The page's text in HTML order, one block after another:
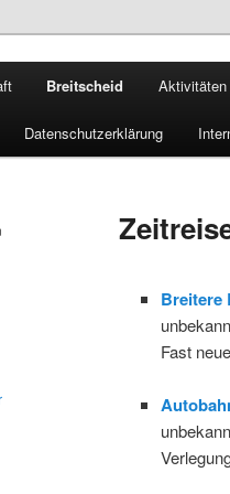
Breitscheid
Breitscheid Aktivitäten
Datenschutzerklärung
Breitere
Fast